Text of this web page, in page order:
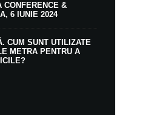
CONFERENCE &
6 IUNIE 2024
CUM SUNT UTILIZATE
METRA PENTRU A